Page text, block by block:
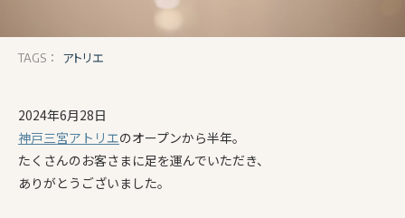
TAGS： アトリエ
2024年6月28日
神戸三宮アトリエのオープンから半年。
たくさんのお客さまに足を運んでいただき、
ありがとうございました。